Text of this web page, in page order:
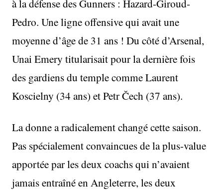
à la défense des Gunners : Hazard-Giroud-
Pedro. Une ligne offensive qui avait une
moyenne d’âge de 31 ans ! Du côté d’Arsenal,
Unai Emery titularisait pour la dernière fois
des gardiens du temple comme Laurent
Koscielny (34 ans) et Petr Čech (37 ans).
La donne a radicalement changé cette saison.
Pas spécialement convaincues de la plus-value
apportée par les deux coachs qui n’avaient
jamais entraîné en Angleterre, les deux